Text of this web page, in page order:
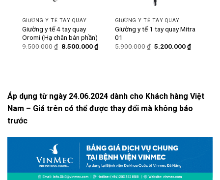
GIƯỜNG Y TẾ TAY QUAY
Giường y tế 4 tay quay
Oromi (Hạ chân bán phần)
9.500.000₫ Giá
8.500.000₫Giá
hiện
GIƯỜNG Y TẾ TAY QUAY
Giường y tế 1 tay quay Mitra
01
5.900.000₫ Giá
5.200.000₫Giá
hiện
Áp dụng từ ngày 24.06.2024 dành cho Khách hàng Việt
Nam – Giá trên có thể được thay đổi mà không báo
trước